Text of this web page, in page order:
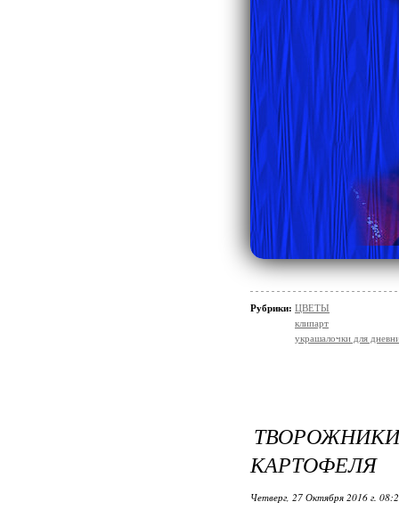
Рубрики: ЦВЕТЫ
клипарт
украшалочки для
КАРТОФЕЛЯ
Четверг, 27 Октября 2016 г.